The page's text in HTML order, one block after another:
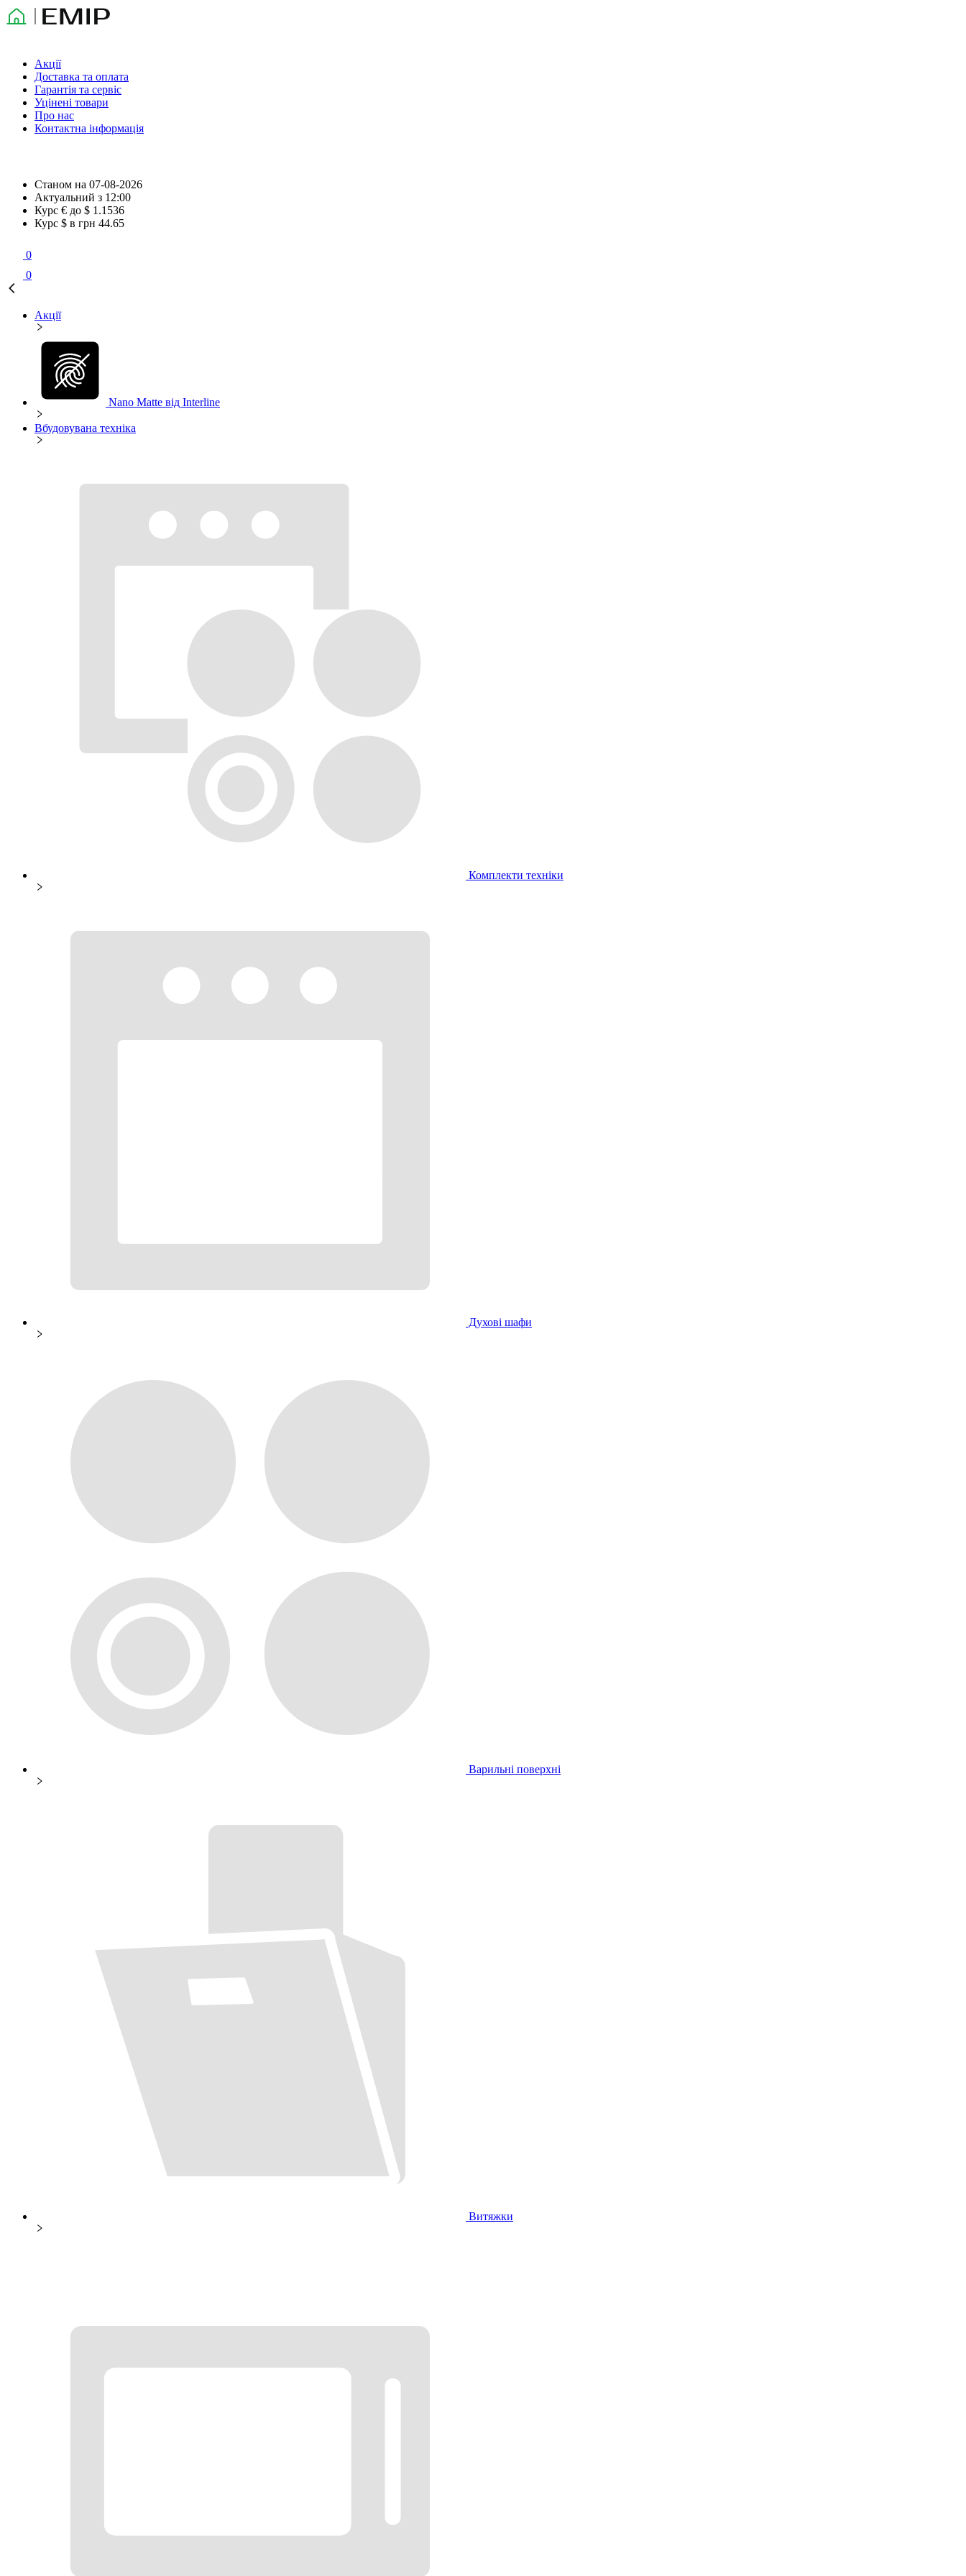
Акції
Доставка та оплата
Гарантія та сервіс
Уцінені товари
Про нас
Контактна інформація
Станом на 07-08-2026
Актуальний з 12:00
Курс € до $ 1.1536
Курс $ в грн 44.65
0
0
Акції
Nano Matte від Interline
Вбудовувана техніка
Комплекти техніки
Духові шафи
Варильні поверхні
Витяжки